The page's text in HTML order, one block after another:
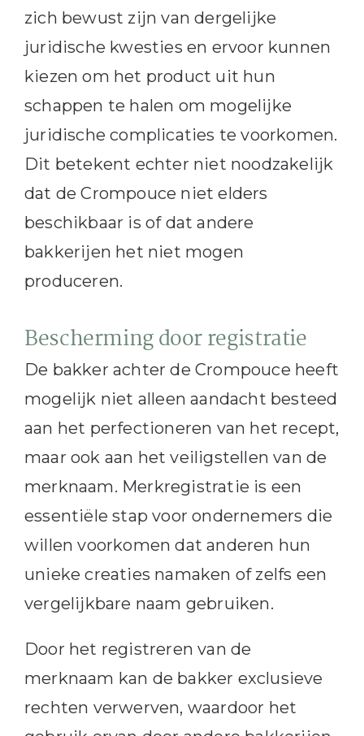
zich bewust zijn van dergelijke
juridische kwesties en ervoor kunnen
kiezen om het product uit hun
schappen te halen om mogelijke
juridische complicaties te voorkomen.
Dit betekent echter niet noodzakelijk
dat de Crompouce niet elders
beschikbaar is of dat andere
bakkerijen het niet mogen
produceren.
Bescherming door registratie
De bakker achter de Crompouce heeft
mogelijk niet alleen aandacht besteed
aan het perfectioneren van het recept,
maar ook aan het veiligstellen van de
merknaam. Merkregistratie is een
essentiële stap voor ondernemers die
willen voorkomen dat anderen hun
unieke creaties namaken of zelfs een
vergelijkbare naam gebruiken.
Door het registreren van de
merknaam kan de bakker exclusieve
rechten verwerven, waardoor het